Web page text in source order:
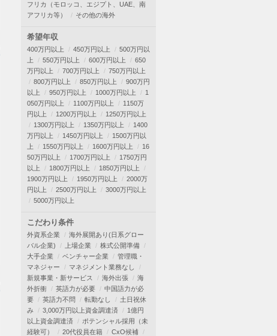
フリカ（モロッコ、エジプト、UAE、南
アフリカ等）
その他の海外
希望年収
400万円以上 450万円以上
500万円以
上
550万円以上 600万円以上
650
万円以上
700万円以上
750万円以上
800万円以上
850万円以上
900万円
以上
950万円以上 1000万円以上
1
050万円以上
1100万円以上
1150万
円以上
1200万円以上
1250万円以上
1300万円以上
1350万円以上
1400
万円以上
1450万円以上
1500万円以
上
1550万円以上 1600万円以上
16
50万円以上
1700万円以上
1750万円
以上
1800万円以上
1850万円以上
1900万円以上
1950万円以上
2000万
円以上
2500万円以上
3000万円以上
5000万円以上
こだわり条件
外資系企業
海外展開あり(日系グロー
バル企業)
上場企業
株式公開準備
大手企業
ベンチャー企業
管理職・
マネジャー
マネジメント業務なし
新規事業・新サービス
海外出張
海
外折衝
英語力が必要
中国語力が必
要
英語力不問 転勤なし
土日祝休
み
3,000万円以上資金調達済
1億円
以上資金調達済
ポテンシャル採用（未
経験可）
20代役員在籍
CxO候補